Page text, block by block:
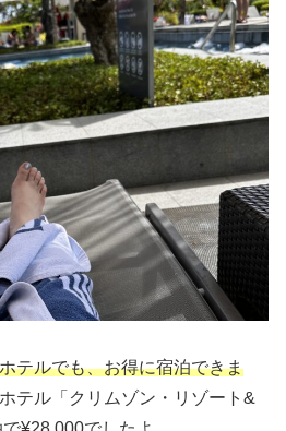
テルでも、お得に宿泊できま
テル「クリムゾン・リゾート&